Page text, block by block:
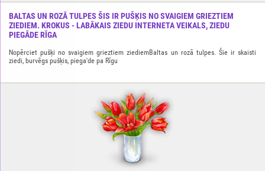
BALTAS UN ROZĀ TULPES ŠIS IR PUŠĶIS NO SVAIGIEM GRIEZTIEM
ZIEDIEM. KROKUS - LABĀKAIS ZIEDU INTERNETA VEIKALS, ZIEDU
PIEGĀDE RĪGA
Nopērciet pušķi no svaigiem grieztiem ziediemBaltas un rozā tulpes. Šie ir skaisti
ziedi, burvēgs pušķis, piega'de pa Rīgu